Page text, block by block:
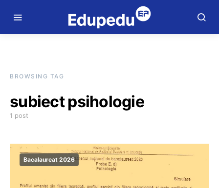
BROWSING TAG
subiect psihologie
1 post
Bacalaureat 2026